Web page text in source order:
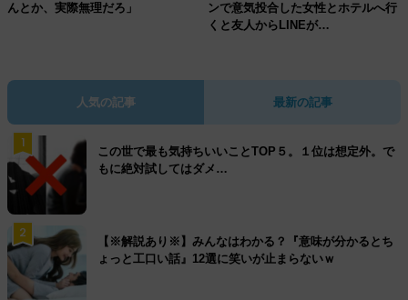
んとか、実際無理だろ」
ンで意気投合した女性とホテルへ行
くと友人からLINEが…
人気の記事 最新の記事
1
この世で最も気持ちいいことTOP５。１位は想定外。で
もに絶対試してはダメ…
2
【※解説あり※】みんなはわかる？『意味が分かるとち
ょっと工口い話』12選に笑いが止まらないｗ